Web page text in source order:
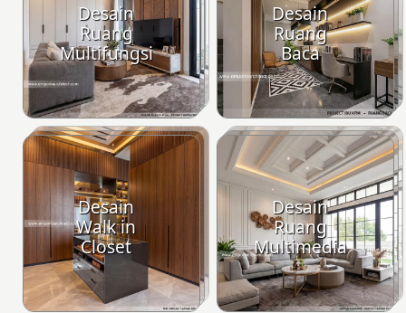
Desain
Ruang
Multifungsi
Desain
Ruang
Baca
Desain
Walk in
Closet
Desain
Ruang
Multimedia